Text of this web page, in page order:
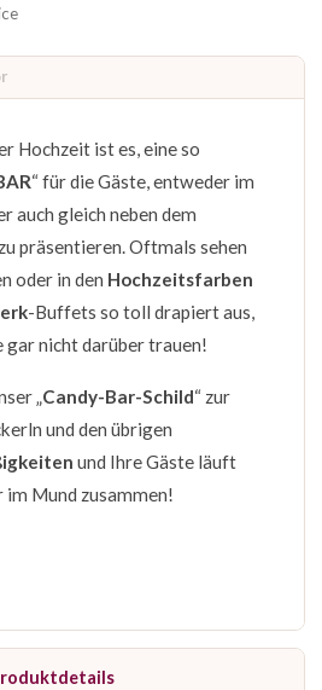
Hochzeit ist es, eine so
“ für die Gäste, entweder im
auch gleich neben dem
präsentieren. Oftmals sehen
oder in den Hochzeitsfarben
-Buffets so toll drapiert aus,
gar nicht darüber trauen!
„Candy-Bar-Schild“ zur
und den übrigen
und Ihre Gäste läuft
im Mund zusammen!